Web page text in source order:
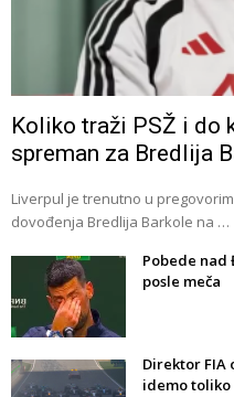
Koliko traži PSŽ i do
spreman za Bredlija
Liverpul je trenutno u
dovođenja Bredlija Barkole na …
Pobede nad
posle meča
Direktor FIA
idemo toliko